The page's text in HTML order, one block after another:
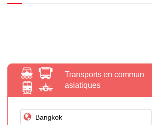
Transports en commun
asiatiques